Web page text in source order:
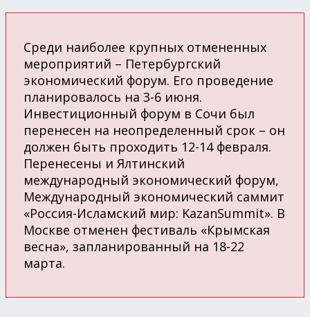
Среди наиболее крупных отмененных
мероприятий – Петербургский
экономический форум. Его проведение
планировалось на 3-6 июня.
Инвестиционный форум в Сочи был
перенесен на неопределенный срок – он
должен быть проходить 12-14 февраля.
Перенесены и Ялтинский
международный экономический форум,
Международный экономический саммит
«Россия-Исламский мир: KazanSummit». В
Москве отменен фестиваль «Крымская
весна», запланированный на 18-22
марта.